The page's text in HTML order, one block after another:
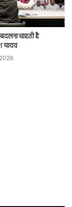
चाहती है
यादव